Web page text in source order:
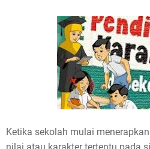
Ketika sekolah mulai